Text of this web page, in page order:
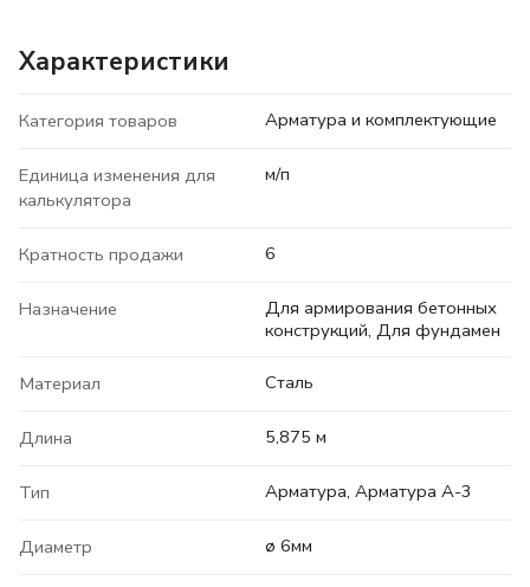
Характеристики
Категория товаров Арматура и комплектующие
Единица изменения для
калькулятора
м/п
Кратность продажи 6
Назначение
Для армирования бетонных
конструкций, Для фундамен
Материал Сталь
Длина 5,875 м
Тип Арматура, Арматура А-3
Диаметр ø 6мм